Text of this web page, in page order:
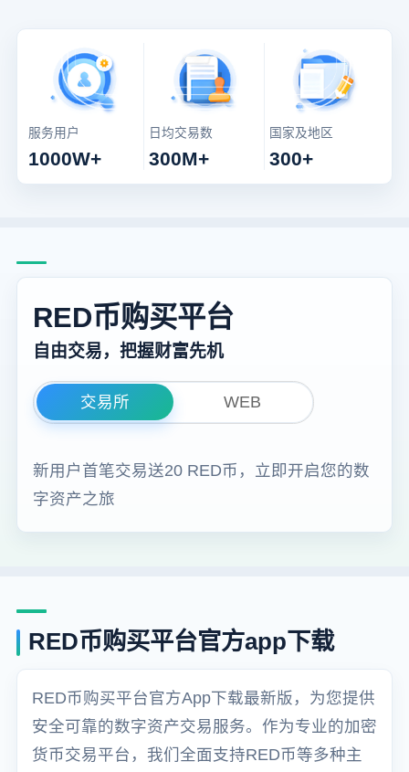
服务用户
1000W+
日均交易数
300M+
国家及地区
300+
RED币购买平台
自由交易，把握财富先机
交易所 WEB
新用户首笔交易送20 RED币，立即开启您的数
字资产之旅
RED币购买平台官方app下载
RED币购买平台官方App下载最新版，为您提供
安全可靠的数字资产交易服务。作为专业的加密
货币交易平台，我们全面支持RED币等多种主